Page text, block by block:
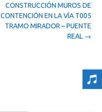
CONSTRUCCIÓN MUROS DE
CONTENCIÓN EN LA VÍA T005
TRAMO MIRADOR – PUENTE
REAL →